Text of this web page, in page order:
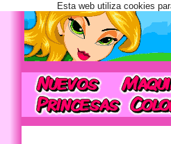
Esta web utiliza cookies